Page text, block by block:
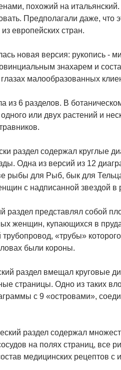
похожий на
Предполагали даже, что
из европейских стран.
новая версия: рукопись -
знахарем и
малообразованных
из 6 разделов. В
или двух растений и
раздел содержал круглые
Одна из версий из 12
рыбы для Рыб, бык для
с надписанной звездой в
раздел представлял собой
женщин, купающихся в
«трубы»
были короны.
раздел вмещал круговые
страницы. Одно из таких
с 9 «островами»,
раздел содержал
на полях страниц, все
медицинских рецептов с